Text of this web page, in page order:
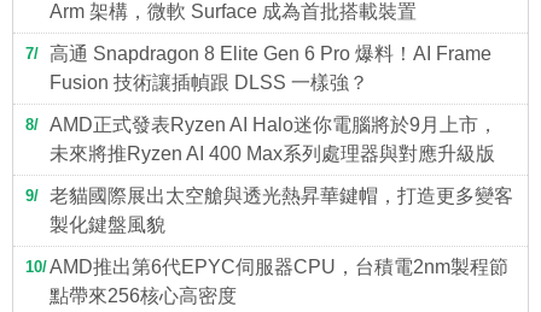
Arm 架構，微軟 Surface 成為首批搭載裝置
7
高通 Snapdragon 8 Elite Gen 6 Pro 爆料！AI Frame
Fusion 技術讓插幀跟 DLSS 一樣強？
8
AMD正式發表Ryzen AI Halo迷你電腦將於9月上市，
未來將推Ryzen AI 400 Max系列處理器與對應升級版
9
老貓國際展出太空艙與透光熱昇華鍵帽，打造更多變客
製化鍵盤風貌
10 AMD推出第6代EPYC伺服器CPU，台積電2nm製程節
點帶來256核心高密度